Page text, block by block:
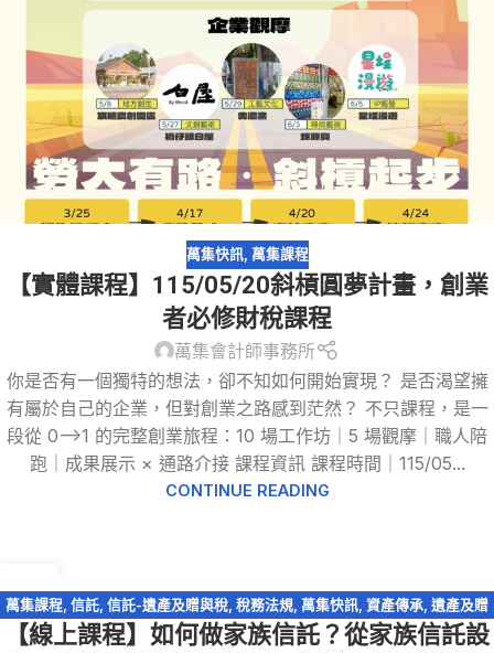
萬集快訊, 萬集課程
【實體課程】115/05/20斜槓圓夢計畫，創業
者必修財稅課程
萬集會計師事務所
你是否有一個獨特的想法，卻不知如何開始實現？ 是否渴望擁
有屬於自己的企業，但對創業之路感到茫然？ 不只課程，是一
段從 0-->1 的完整創業旅程：10 場工作坊｜5 場觀摩｜職人陪
跑｜成果展示 × 通路介接 課程資訊 課程時間｜115/05...
CONTINUE READING
1 月
萬集課程 信託 信託-遺產及贈與稅 稅務法規 萬集快訊 資產傳承 遺產及贈
與稅
【線上課程】如何做家族信託？從家族信託設